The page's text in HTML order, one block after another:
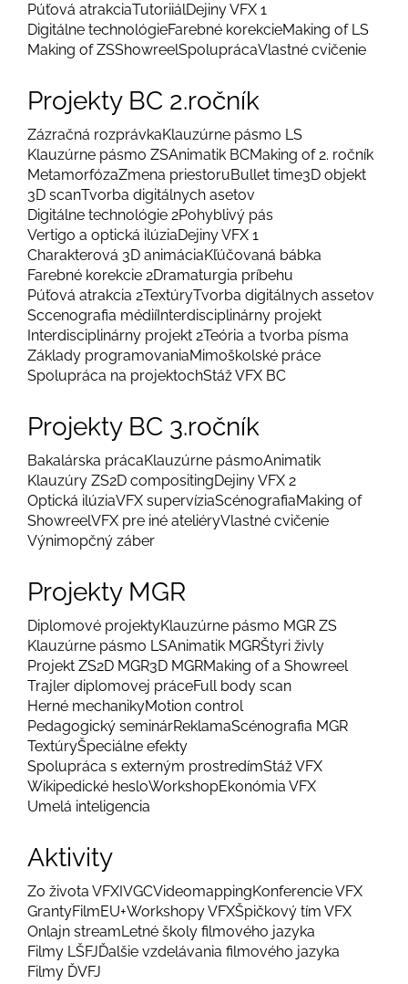
Púťová atrakciaTutoriiálDejiny VFX 1
Digitálne technológieFarebné korekcieMaking of LS
Making of ZSShowreelSpoluprácaVlastné cvičenie
Projekty BC 2.ročník
Zázračná rozprávkaKlauzúrne pásmo LS
Klauzúrne pásmo ZSAnimatik BCMaking of 2. ročník
MetamorfózaZmena priestoruBullet time3D objekt
3D scanTvorba digitálnych asetov
Digitálne technológie 2Pohyblivý pás
Vertigo a optická ilúziaDejiny VFX 1
Charakterová 3D animáciaKľúčovaná bábka
Farebné korekcie 2Dramaturgia príbehu
Púťová atrakcia 2TextúryTvorba digitálnych assetov
Sccenografia médiíInterdisciplinárny projekt
Interdisciplinárny projekt 2Teória a tvorba písma
Základy programovaniaMimoškolské práce
Spolupráca na projektochStáž VFX BC
Projekty BC 3.ročník
Bakalárska prácaKlauzúrne pásmoAnimatik
Klauzúry ZS2D compositingDejiny VFX 2
Optická ilúziaVFX supervíziaScénografiaMaking of
ShowreelVFX pre iné ateliéryVlastné cvičenie
Výnimopčný záber
Projekty MGR
Diplomové projektyKlauzúrne pásmo MGR ZS
Klauzúrne pásmo LSAnimatik MGRŠtyri živly
Projekt ZS2D MGR3D MGRMaking of a Showreel
Trajler diplomovej práceFull body scan
Herné mechanikyMotion control
Pedagogický seminárReklamaScénografia MGR
TextúryŠpeciálne efekty
Spolupráca s externým prostredímStáž VFX
Wikipedické hesloWorkshopEkonómia VFX
Umelá inteligencia
Aktivity
Zo života VFX IVGCVideomappingKonferencie VFX
GrantyFilmEU+Workshopy VFXŠpičkový tím VFX
Onlajn streamLetné školy filmového jazyka
Filmy LŠFJĎalšie vzdelávania filmového jazyka
Filmy ĎVFJ